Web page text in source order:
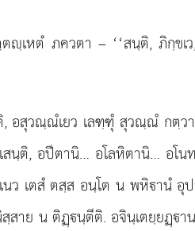
เหตํ ภควตา – ‘‘สนฺติ, ภิกฺข
อสุวณฺณํเยว เลฑฺฑุํ สุวณฺณํ กตฺว
นฺติ, อปีตานิ… อโลหิตานิ… อโ
เตสํ ตสฺส อนฺโต น พหิานํ
ย น ติฏฺนฺตีติ. อจินฺเตยฺยฏฺ